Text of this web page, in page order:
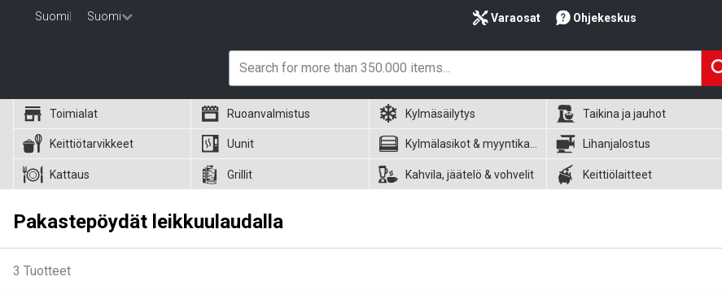
Suomi Suomi Varaosat Ohjekeskus
Toimialat Ruoanvalmistus Kylmäsäilytys Taikina ja jauhot
Keittiötarvikkeet Uunit Lihanjalostus
Kattaus Grillit Kahvila, jäätelö & vohvelit Keittiölaitteet
Pakastepöydät leikkuulaudalla
3 Tuotteet